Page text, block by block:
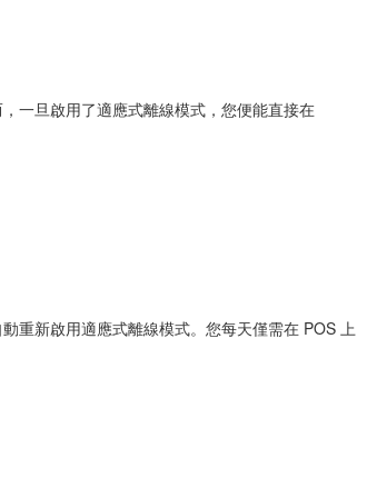
一旦啟用了適應式離線模式，您便能直接在
重新啟用適應式離線模式。您每天僅需在 POS 上